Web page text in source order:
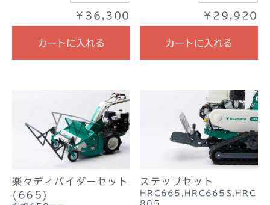
￥36,300
カートに入れる
￥29,920
カートに入れる
楽々ディバイダーセット
(665)
ステップセット
HRC665,HRC665S,HRC